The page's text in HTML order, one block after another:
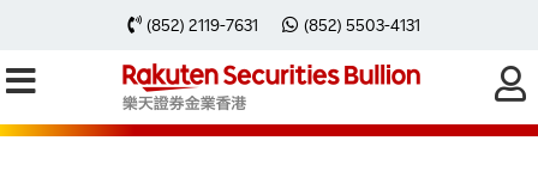
(852) 2119-7631 (852) 5503-4131
每周黃金分析 20230828